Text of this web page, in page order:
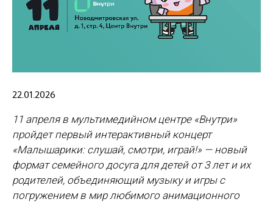
22.01.2026
11 апреля в мультимедийном центре «Внутри»
пройдет первый интерактивный концерт
«Малышарики: слушай, смотри, играй!» — новый
формат семейного досуга для детей от 3 лет и их
родителей, объединяющий музыку и игры с
погружением в мир любимого анимационного